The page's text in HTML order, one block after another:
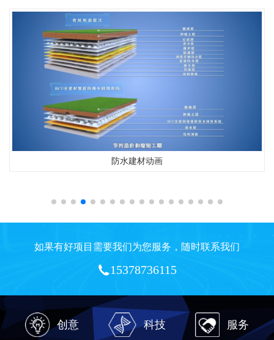
防水建材动画
如果有好项目需要我们为您服务，随时联系我们
15378736115
创意 科技 服务